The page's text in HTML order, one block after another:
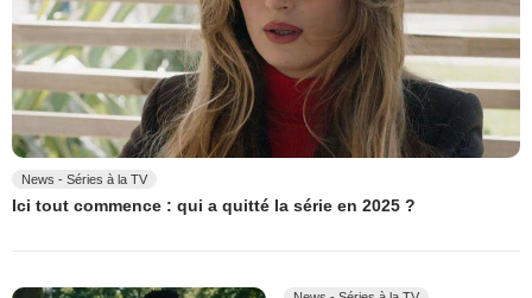
News - Séries à la TV
Ici tout commence : qui a quitté la série en 2025 ?